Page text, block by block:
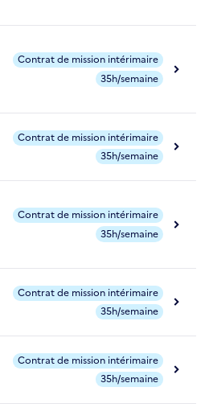
Contrat de mission intérimaire
35h/semaine
Contrat de mission intérimaire
35h/semaine
Contrat de mission intérimaire
35h/semaine
Contrat de mission intérimaire
35h/semaine
Contrat de mission intérimaire
35h/semaine